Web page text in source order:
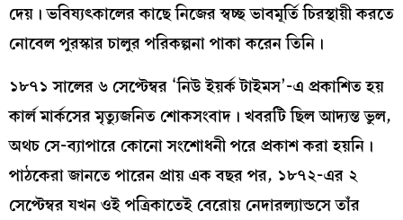
দেয়। ভবিষ্যৎকালের কাছে নিজের স্বচ্ছ ভাবমূর্তি চিরস্থায়ী করতে
নোবেল পুরস্কার চালুর পরিকল্পনা পাকা করেন তিনি।
১৮৭১ সালের ৬ সেপ্টেম্বর ‘নিউ ইয়র্ক টাইমস’-এ প্রকাশিত হয়
কার্ল মার্কসের মৃত্যুজনিত শোকসংবাদ। খবরটি ছিল আদ্যন্ত ভুল,
অথচ সে-ব্যাপারে কোনো সংশোধনী পরে প্রকাশ করা হয়নি।
পাঠকেরা জানতে পারেন প্রায় এক বছর পর, ১৮৭২-এর ২
সেপ্টেম্বর যখন ওই পত্রিকাতেই বেরোয় নেদারল্যান্ডসে তাঁর